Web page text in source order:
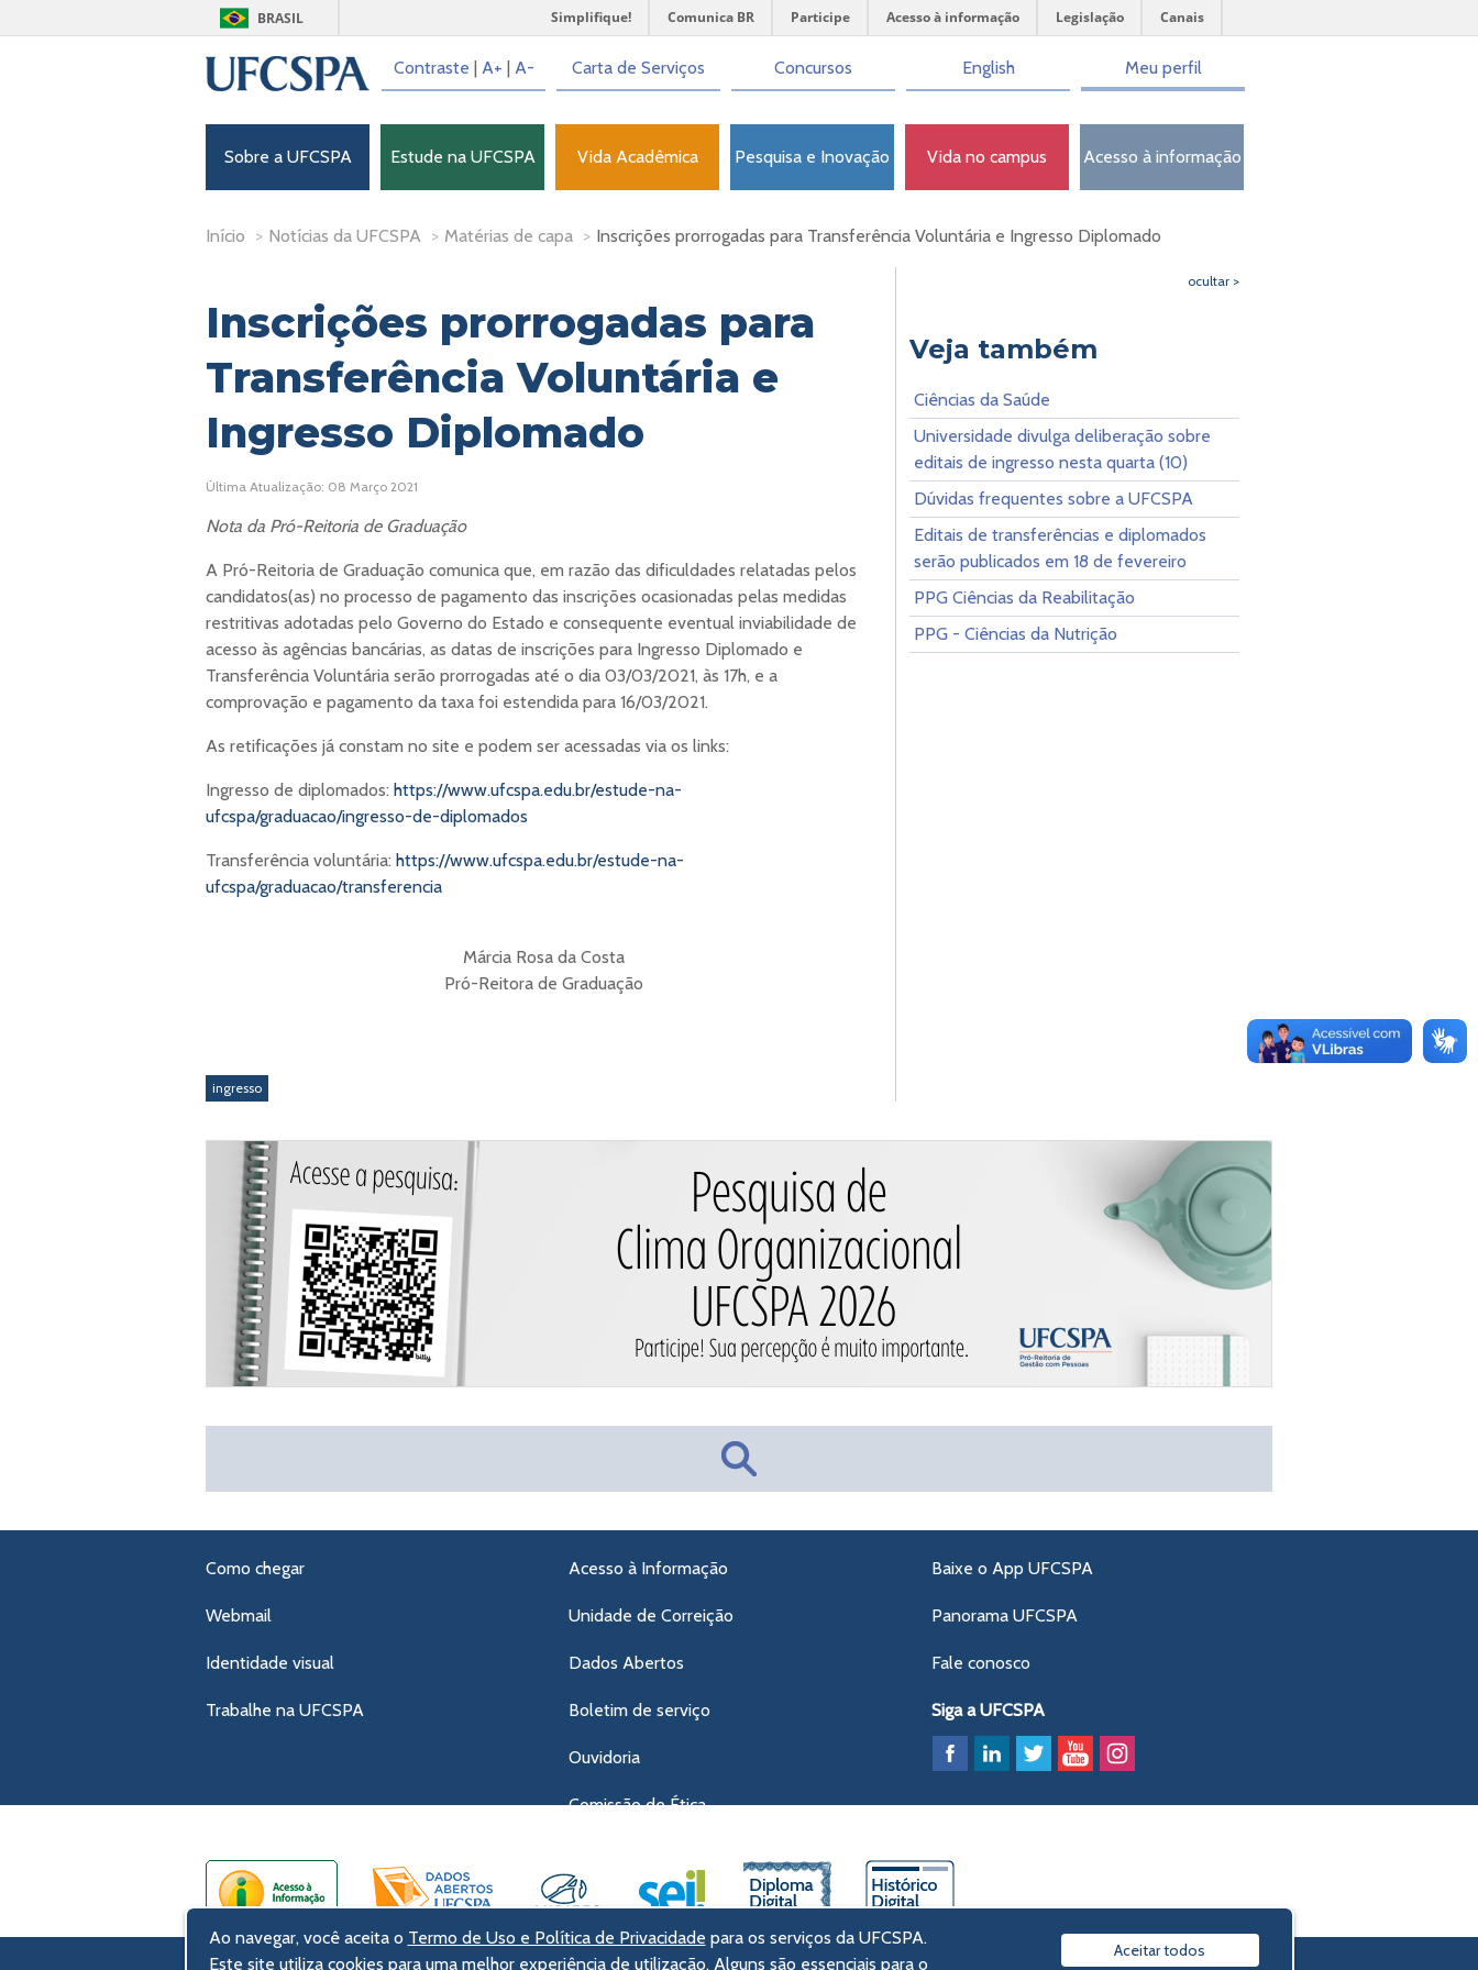
BRASIL Simplifique! Comunica BR Participe Acesso à informação Legislação Canais
Contraste | A+ | A- Carta de Serviços Concursos English Meu perfil
Sobre a UFCSPA Estude na UFCSPA Vida Acadêmica Pesquisa e Inovação Vida no campus Acesso à informação
Início > Notícias da UFCSPA > Matérias de capa > Inscrições prorrogadas para Transferência Voluntária e Ingresso Diplomado
Inscrições prorrogadas para
Transferência Voluntária e
Ingresso Diplomado
Última Atualização: 08 Março 2021
Nota da Pró-Reitoria de Graduação
A Pró-Reitoria de Graduação comunica que, em razão das dificuldades relatadas pelos
candidatos(as) no processo de pagamento das inscrições ocasionadas pelas medidas
restritivas adotadas pelo Governo do Estado e consequente eventual inviabilidade de
acesso às agências bancárias, as datas de inscrições para Ingresso Diplomado e
Transferência Voluntária serão prorrogadas até o dia 03/03/2021, às 17h, e a
comprovação e pagamento da taxa foi estendida para 16/03/2021.
As retificações já constam no site e podem ser acessadas via os links:
Ingresso de diplomados: https://www.ufcspa.edu.br/estude-na-
ufcspa/graduacao/ingresso-de-diplomados
Transferência voluntária: https://www.ufcspa.edu.br/estude-na-
ufcspa/graduacao/transferencia
Márcia Rosa da Costa
Pró-Reitora de Graduação
ingresso
ocultar >
Veja também
Ciências da Saúde
Universidade divulga deliberação sobre
editais de ingresso nesta quarta (10)
Dúvidas frequentes sobre a UFCSPA
Editais de transferências e diplomados
serão publicados em 18 de fevereiro
PPG Ciências da Reabilitação
PPG - Ciências da Nutrição
Como chegar
Webmail
Identidade visual
Trabalhe na UFCSPA
Acesso à Informação
Unidade de Correição
Dados Abertos
Boletim de serviço
Ouvidoria
Comissão de Ética
Baixe o App UFCSPA
Panorama UFCSPA
Fale conosco
Siga a UFCSPA
Ao navegar, você aceita o Termo de Uso e Política de Privacidade para os serviços da UFCSPA.
Este site utiliza cookies para uma melhor experiência de utilização. Alguns são essenciais para o
Aceitar todos